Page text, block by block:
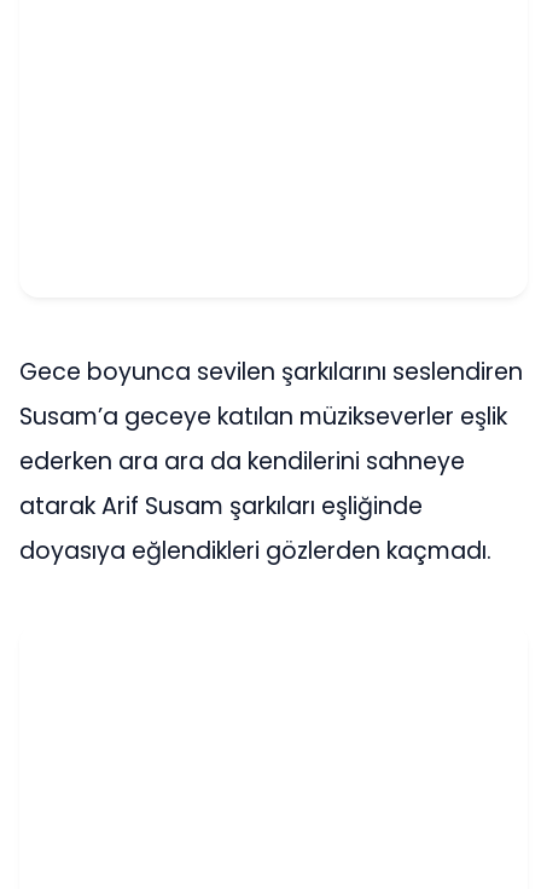
Gece boyunca sevilen şarkılarını seslendiren
Susam’a geceye katılan müzikseverler eşlik
ederken ara ara da kendilerini sahneye
atarak Arif Susam şarkıları eşliğinde
doyasıya eğlendikleri gözlerden kaçmadı.